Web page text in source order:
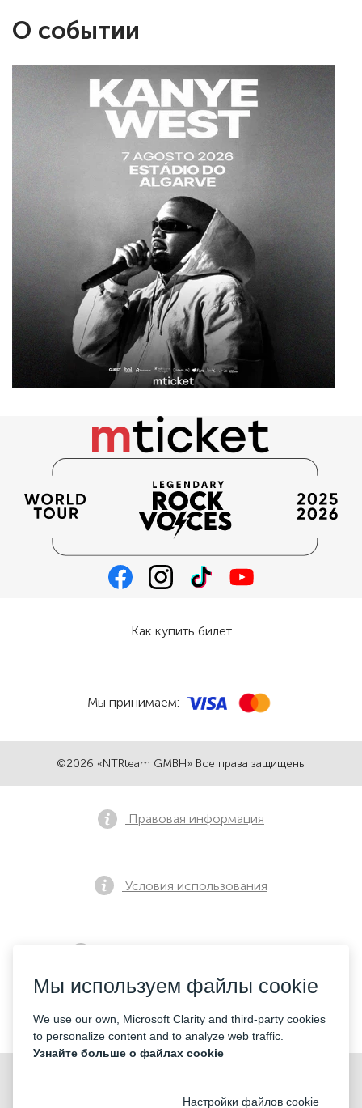
О событии
©2026 «NTRteam GMBH» Все права защищены
Как купить билет
Мы принимаем:
Правовая информация
Условия использования
Контакты
Мы используем файлы cookie
We use our own, Microsoft Clarity and third-party cookies
to personalize content and to analyze web traffic.
Узнайте больше о файлах cookie
Настройки файлов cookie